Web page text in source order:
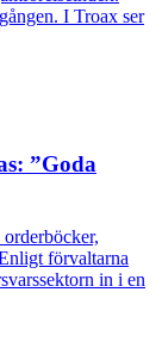
I Troax ser
”Goda
förvaltarna
in i en